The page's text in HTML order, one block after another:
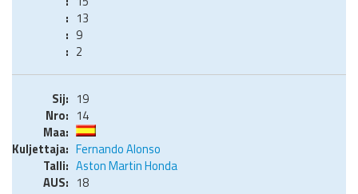
13
9
2
19
14
Fernando Alonso
Aston Martin Honda
18